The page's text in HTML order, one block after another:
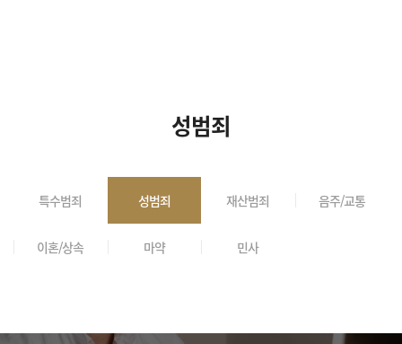
성범죄
특수범죄 성범죄 재산범죄 음주/교통
이혼/상속 마약 민사